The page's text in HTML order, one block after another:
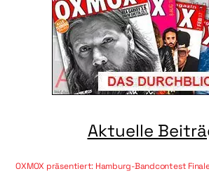
Aktuelle
OXMOX präsentiert: Hamburg-Bandcontest